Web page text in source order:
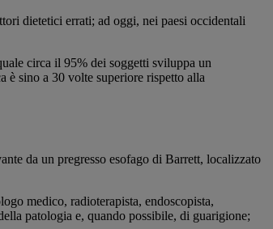
dietetici errati; ad oggi, nei paesi occidentali
circa il 95% dei soggetti sviluppa un
è sino a 30 volte superiore rispetto alla
da un pregresso esofago di Barrett, localizzato
medico, radioterapista, endoscopista,
patologia e, quando possibile, di guarigione;